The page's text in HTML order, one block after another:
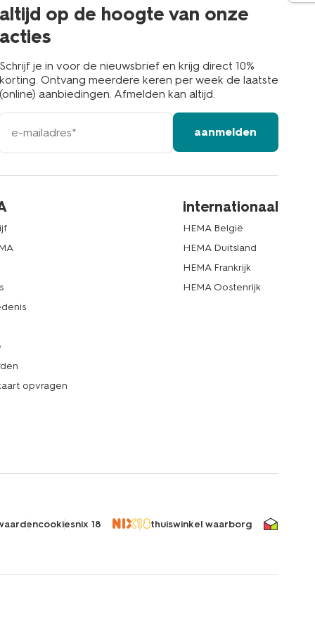
altijd op de hoogte van onze
acties
Schrijf je in voor de nieuwsbrief en krijg direct 10%
korting. Ontvang meerdere keren per week de laatste
(online) aanbiedingen. Afmelden kan altijd.
e-
mailadres
aanmelden
opvragen
internationaal
HEMA België
HEMA Duitsland
HEMA Frankrijk
HEMA Oostenrijk
cookiesnix 18 thuiswinkel waarborg